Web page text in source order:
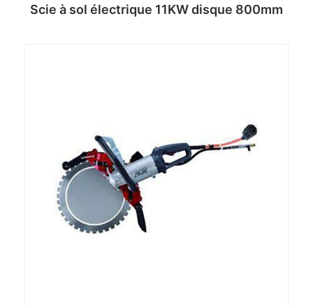
Scie à sol électrique 11KW disque 800mm